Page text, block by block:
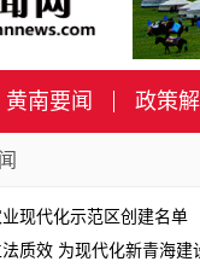
黄南要闻 政策
现代化示范区创建名单
质效 为现代化新青海建